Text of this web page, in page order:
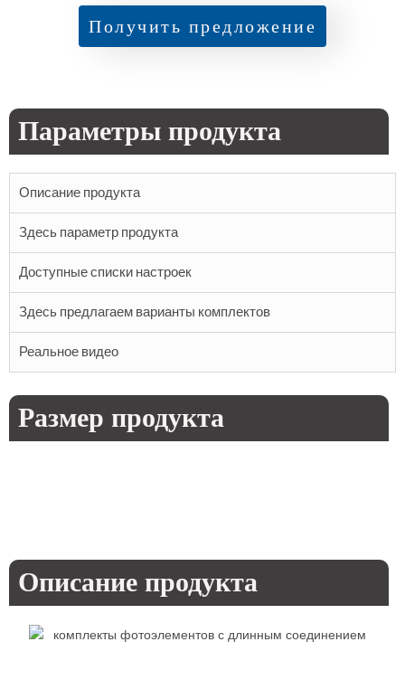
Получить предложение
Параметры продукта
Описание продукта
Здесь параметр продукта
Доступные списки настроек
Здесь предлагаем варианты комплектов
Реальное видео
Размер продукта
Описание продукта